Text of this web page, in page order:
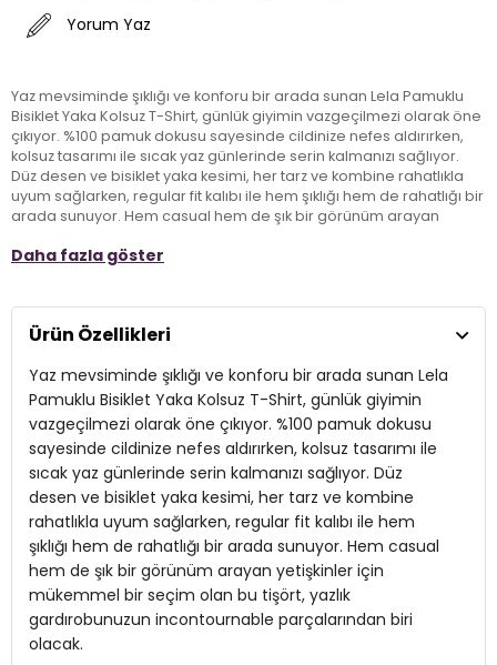
Yorum Yaz
Yaz mevsiminde şıklığı ve konforu bir arada sunan Lela Pamuklu
Bisiklet Yaka Kolsuz T-Shirt, günlük giyimin vazgeçilmezi olarak öne
çıkıyor. %100 pamuk dokusu sayesinde cildinize nefes aldırırken,
kolsuz tasarımı ile sıcak yaz günlerinde serin kalmanızı sağlıyor.
Düz desen ve bisiklet yaka kesimi, her tarz ve kombine rahatlıkla
uyum sağlarken, regular fit kalıbı ile hem şıklığı hem de rahatlığı bir
arada sunuyor. Hem casual hem de şık bir görünüm arayan
gardırobunuzun incontournable parçalarından biri olacak.
Model:
Desen: Düz
Mevsim:Yazlık
Materyal:%100 Pamuk
Yaka Tipi:Bisiklet Yaka
Kol Tipi: Kolsuz
Kumaş Tipi:Belirtilmemiş
Boy: Standart
Daha fazla göster
Ürün Özellikleri
Yaz mevsiminde şıklığı ve konforu bir arada sunan Lela
Pamuklu Bisiklet Yaka Kolsuz T-Shirt, günlük giyimin
vazgeçilmezi olarak öne çıkıyor. %100 pamuk dokusu
sayesinde cildinize nefes aldırırken, kolsuz tasarımı ile
sıcak yaz günlerinde serin kalmanızı sağlıyor. Düz
desen ve bisiklet yaka kesimi, her tarz ve kombine
rahatlıkla uyum sağlarken, regular fit kalıbı ile hem
şıklığı hem de rahatlığı bir arada sunuyor. Hem casual
hem de şık bir görünüm arayan yetişkinler için
mükemmel bir seçim olan bu tişört, yazlık
gardırobunuzun incontournable parçalarından biri
olacak.